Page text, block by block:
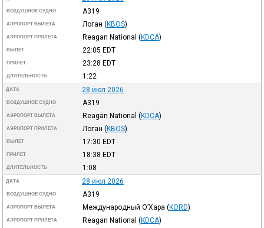
ВОЗДУШНОЕ СУДНО A319
АЭРОПОРТ ВЫЛЕТА Логан (KBOS)
АЭРОПОРТ ПРИЛЕТА Reagan National (KDCA)
ВЫЛЕТ 22:05 EDT
ПРИЛЕТ 23:28 EDT
ДЛИТЕЛЬНОСТЬ 1:22
ДАТА 28 июл 2026
ВОЗДУШНОЕ СУДНО A319
АЭРОПОРТ ВЫЛЕТА Reagan National (KDCA)
АЭРОПОРТ ПРИЛЕТА Логан (KBOS)
ВЫЛЕТ 17:30 EDT
ПРИЛЕТ 18:38 EDT
ДЛИТЕЛЬНОСТЬ 1:08
ДАТА 28 июл 2026
ВОЗДУШНОЕ СУДНО A319
АЭРОПОРТ ВЫЛЕТА Международный О’Хара (KORD)
АЭРОПОРТ ПРИЛЕТА Reagan National (KDCA)